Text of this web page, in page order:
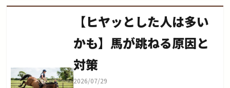
【ヒヤッとした人は多い
かも】馬が跳ねる原因と
対策
2026/07/29